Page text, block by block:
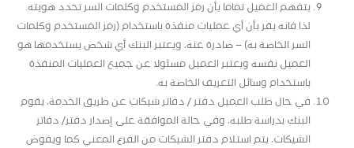
يتفهم العميل تماما بأن رمز المستخدم وكلمات السر تحدد هويته.
لذا فانه يقر بأن أي عمليات منفذة باستخدام (رمز المستخدم وكلمات
السر الخاصة به) – صادرة عنه، ويعتبر البنك أي شخص يستخدمها هو
العميل نفسه ويعتبر العميل مسئولا عن جميع العمليات المنفذة
باستخدام وسائل التعريف الخاصة به.
في حال طلب العميل دفتر / دفاتر شيكات عن طريق الخدمة، يقوم
البنك بدراسة طلبه، وفي حالة الموافقة على إصدار دفتر/ دفاتر
الشيكات، يتم استلام دفتر الشيكات من الفرع المعني كما ويفوض